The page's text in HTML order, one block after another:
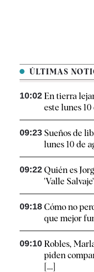
ÚLTIMAS
10:02 En tierra
este lunes 10
09:23 Sueños de
lunes 10 de
09:22 Quién es
'Valle
09:18 Cómo no
que mejor
09:10 Robles,
piden
[...]